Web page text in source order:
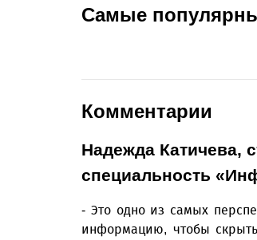
Самые
Комментарии
Надежда Катичева,
специальность
- Это одно из самых
информацию, чтобы